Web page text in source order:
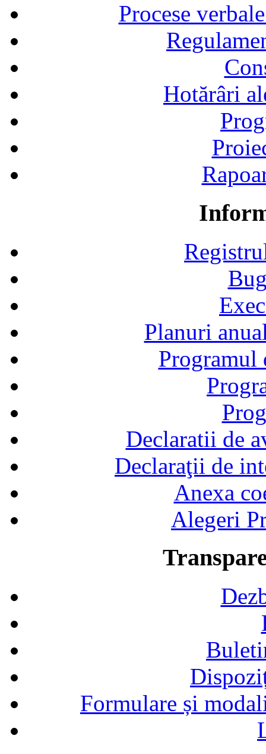
Procese
Hotărâri
Planuri
Declaratii de
Declaraţii de
Anexa
Alegeri
Formulare și